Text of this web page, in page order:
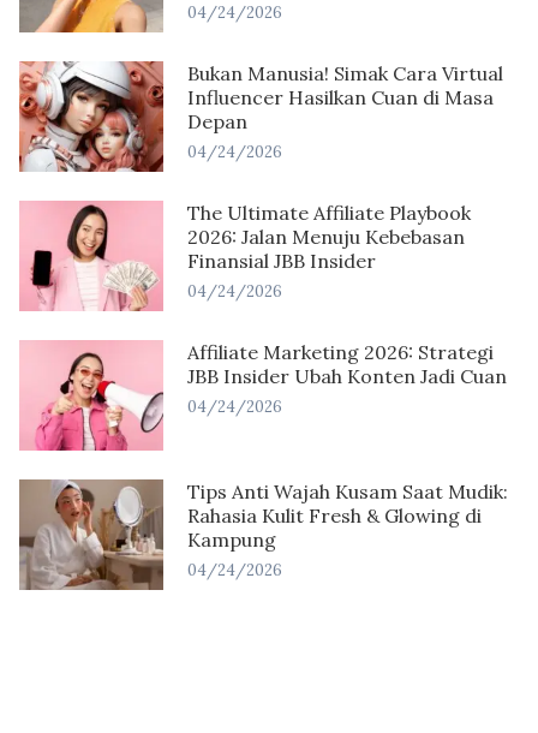
04/24/2026
Bukan Manusia! Simak Cara Virtual
Influencer Hasilkan Cuan di Masa
Depan
04/24/2026
The Ultimate Affiliate Playbook
2026: Jalan Menuju Kebebasan
Finansial JBB Insider
04/24/2026
Affiliate Marketing 2026: Strategi
JBB Insider Ubah Konten Jadi Cuan
04/24/2026
Tips Anti Wajah Kusam Saat Mudik:
Rahasia Kulit Fresh & Glowing di
Kampung
04/24/2026